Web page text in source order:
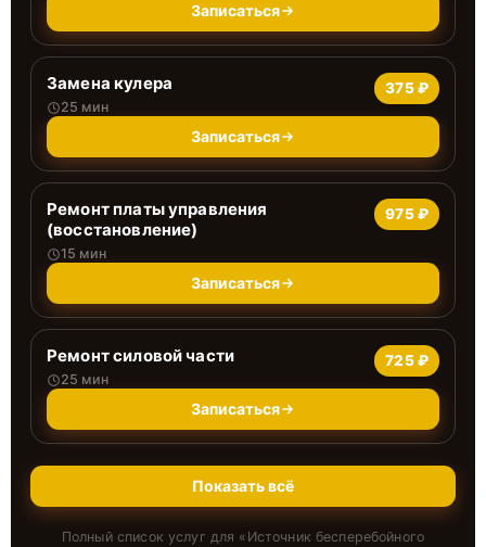
Записаться
Замена кулера
25 мин
375 ₽
Записаться
Ремонт платы управления
(восстановление)
15 мин
975 ₽
Записаться
Ремонт силовой части
25 мин
725 ₽
Записаться
Показать всё
Полный список услуг для « Источник бесперебойного